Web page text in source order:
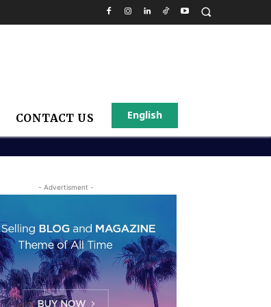
CONTACT US English
- Advertisment -